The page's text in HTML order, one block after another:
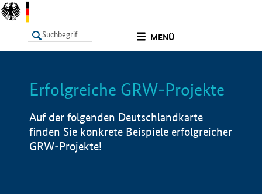
MENÜ
LISTE Info
Erfolgreiche GRW-Projekte
Auf der folgenden Deutschlandkarte
finden Sie konkrete Beispiele erfolgreicher
GRW-Projekte!